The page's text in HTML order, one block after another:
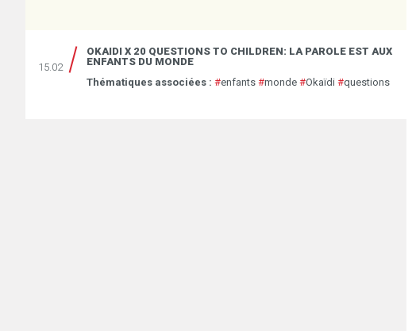
15.02
OKAIDI X 20 QUESTIONS TO CHILDREN: LA PAROLE EST AUX
ENFANTS DU MONDE
Thématiques associées : #enfants #monde #Okaïdi #questions